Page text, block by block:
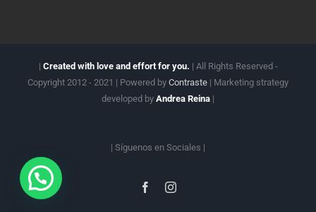
| Created with love and effort for you. | All Rights Reserved -
Copyright 2012 - 2021 | Powered by Contraste | Marketing strategy
developed by Andrea Reina |
| Síguenos en Sociales |
FacebookInstagram